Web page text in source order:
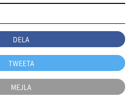
DELA
TWEETA
MEJLA